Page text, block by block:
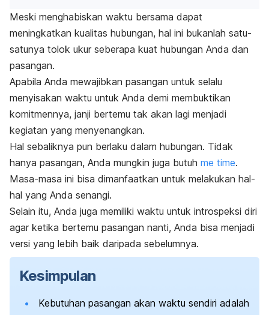
Meski menghabiskan waktu bersama dapat
meningkatkan kualitas hubungan, hal ini bukanlah satu-
satunya tolok ukur seberapa kuat hubungan Anda dan
pasangan.
Apabila Anda mewajibkan pasangan untuk selalu
menyisakan waktu untuk Anda demi membuktikan
komitmennya, janji bertemu tak akan lagi menjadi
kegiatan yang menyenangkan.
Hal sebaliknya pun berlaku dalam hubungan. Tidak
hanya pasangan, Anda mungkin juga butuh me time.
Masa-masa ini bisa dimanfaatkan untuk melakukan hal-
hal yang Anda senangi.
Selain itu, Anda juga memiliki waktu untuk introspeksi diri
agar ketika bertemu pasangan nanti, Anda bisa menjadi
versi yang lebih baik daripada sebelumnya.
Kesimpulan
Kebutuhan pasangan akan waktu sendiri adalah